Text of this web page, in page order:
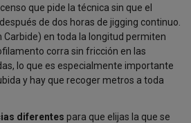
que pide la técnica sin que el
de dos horas de jigging continuo.
Carbide) en toda la longitud permiten
corra sin fricción en las
lo que es especialmente importante
y hay que recoger metros a toda
diferentes para que elijas la que se